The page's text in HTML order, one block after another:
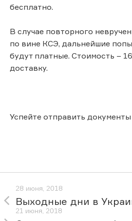
бесплатно.
В случае повторного
по вине КСЭ, дальнейшие
будут платные. Стоимость –
доставку.
Успейте отправить
28 июня, 2018
Выходные дни в
21 июня, 2018